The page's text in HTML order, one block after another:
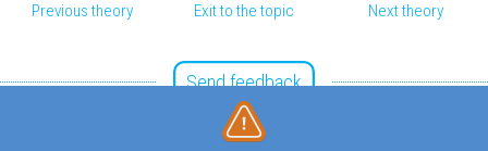
Previous theory Exit to the topic Next theory
Send feedback